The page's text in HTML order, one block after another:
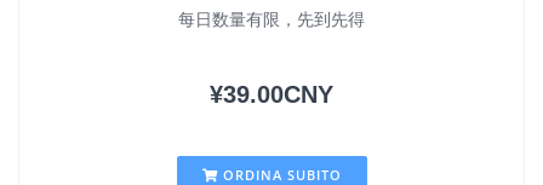
每日数量有限，先到先得
¥39.00CNY
ORDINA SUBITO